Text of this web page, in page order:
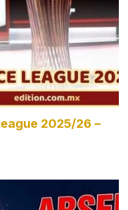
2025/26 - Ai Sẽ Vào
2025/26 –